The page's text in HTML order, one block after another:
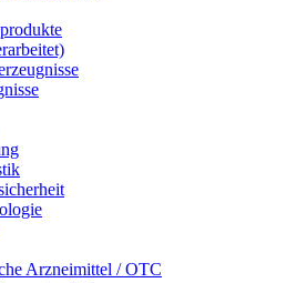
Arzneimittel / OTC